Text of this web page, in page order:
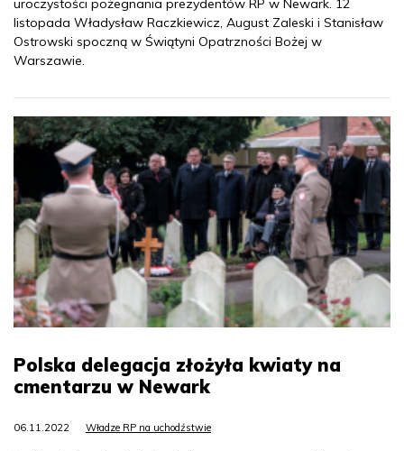
uroczystości pożegnania prezydentów RP w Newark. 12
listopada Władysław Raczkiewicz, August Zaleski i Stanisław
Ostrowski spoczną w Świątyni Opatrzności Bożej w
Warszawie.
Polska delegacja złożyła kwiaty na
cmentarzu w Newark
06.11.2022 Władze RP na uchodźstwie